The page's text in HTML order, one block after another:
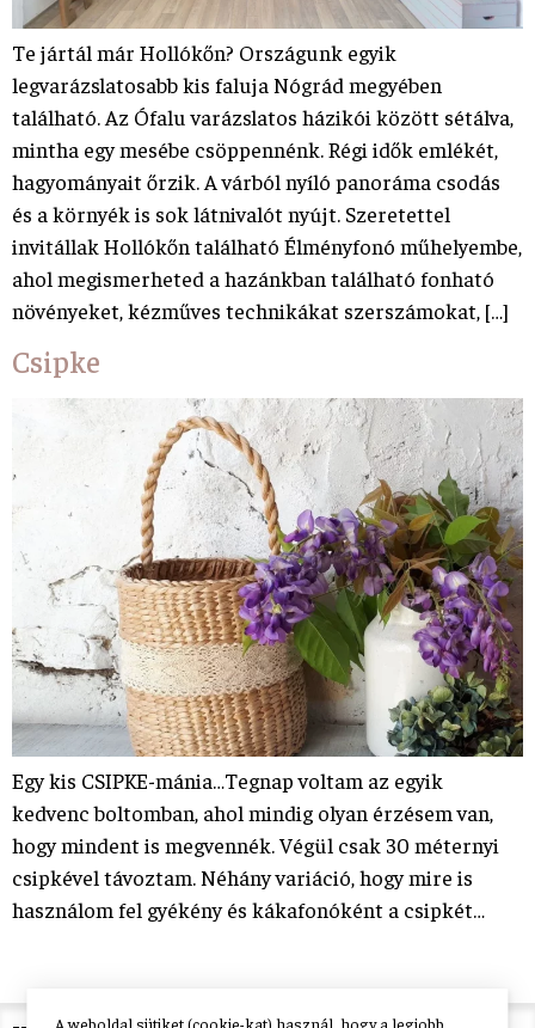
Te jártál már Hollókőn? Országunk egyik
legvarázslatosabb kis faluja Nógrád megyében
található. Az Ófalu varázslatos házikói között sétálva,
mintha egy mesébe csöppennénk. Régi idők emlékét,
hagyományait őrzik. A várból nyíló panoráma csodás
és a környék is sok látnivalót nyújt. Szeretettel
invitállak Hollókőn található Élményfonó műhelyembe,
ahol megismerheted a hazánkban található fonható
növényeket, kézműves technikákat szerszámokat, […]
Csipke
Egy kis CSIPKE-mánia…Tegnap voltam az egyik
kedvenc boltomban, ahol mindig olyan érzésem van,
hogy mindent is megvennék. Végül csak 30 méternyi
csipkével távoztam. Néhány variáció, hogy mire is
használom fel gyékény és kákafonóként a csipkét…
A weboldal sütiket (cookie-kat) használ, hogy a legjobb